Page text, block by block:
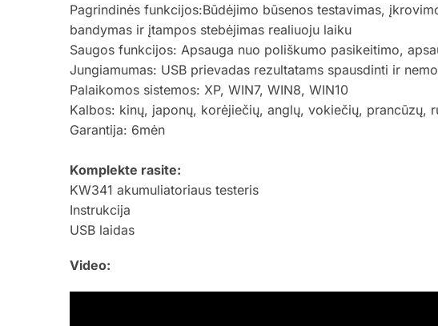
Pagrindinės funkcijos:Būdėjimo būsenos testavimas,
bandymas ir įtampos stebėjimas realiuoju laiku
Saugos funkcijos: Apsauga nuo poliškumo pasikeitimo,
Jungiamumas: USB prievadas rezultatams spausdinti ir
Palaikomos sistemos: XP, WIN7, WIN8, WIN10
Kalbos: kinų, japonų, korėjiečių, anglų, vokiečių, prancūzų,
Garantija: 6mėn
Komplekte rasite:
KW341 akumuliatoriaus testeris
Instrukcija
USB laidas
Video: